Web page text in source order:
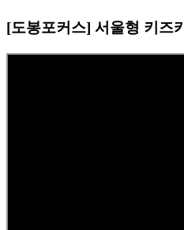
[도봉포커스] 서울형 키즈